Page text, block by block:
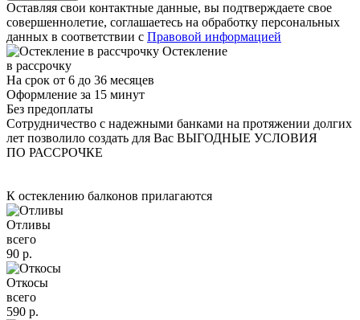
Оставляя свои контактные данные, вы подтверждаете свое
совершеннолетие, соглашаетесь на обработку персональных
данных в соответствии с Правовой информацией
Остекление
в рассрочку
На срок от 6 до 36 месяцев
Оформление за 15 минут
Без предоплаты
Сотрудничество с надежными банками на протяжении долгих
лет позволило создать для Вас ВЫГОДНЫЕ УСЛОВИЯ
ПО РАССРОЧКЕ
К остеклению балконов прилагаются
Отливы
всего
90 р.
Откосы
всего
590 р.